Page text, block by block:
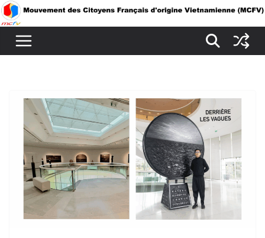
Passer
au
contenu